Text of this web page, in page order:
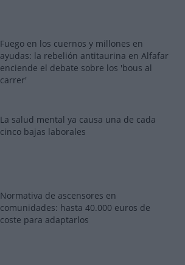
Fuego en los cuernos y millones en
ayudas: la rebelión antitaurina en Alfafar
enciende el debate sobre los 'bous al
carrer'
La salud mental ya causa una de cada
cinco bajas laborales
Normativa de ascensores en
comunidades: hasta 40.000 euros de
coste para adaptarlos